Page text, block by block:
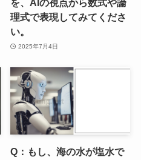
を、AIの視点から数式や論
理式で表現してみてくださ
い。
2025年7月4日
Q：もし、海の水が塩水で